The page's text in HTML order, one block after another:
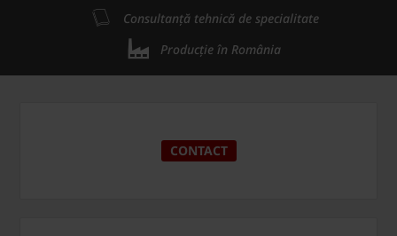
Consultanță tehnică de specialitate
Producție în România
CONTACT